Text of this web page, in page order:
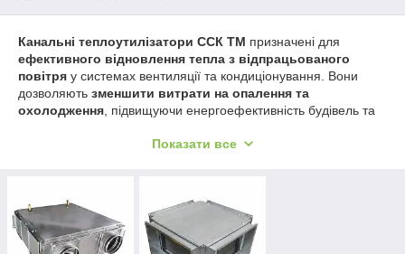
Канальні теплоутилізатори ССК ТМ призначені для
ефективного відновлення тепла з відпрацьованого
повітря у системах вентиляції та кондиціонування. Вони
дозволяють зменшити витрати на опалення та
охолодження , підвищуючи енергоефективність будівель та
У розділі представлені:прямокутні теплоутилізатори
теплообміну
: пластинчасті, роторні та комбіновані моделі.
Канальні теплоутилізатори ССК ТМ застосовуються у
промислових, комерційних і громадських будівлях
Показати все